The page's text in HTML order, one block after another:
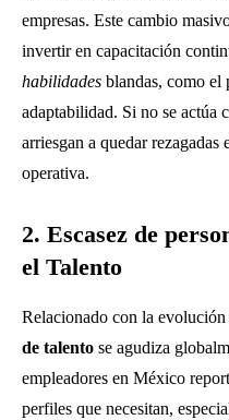
empresas. Este cambio
invertir en capacitación
habilidades blandas, como el
adaptabilidad. Si no se actúa
arriesgan a quedar
operativa.
2. Escasez de
el Talento
Relacionado con la
de talento se agudiza
empleadores en México
perfiles que necesitan,